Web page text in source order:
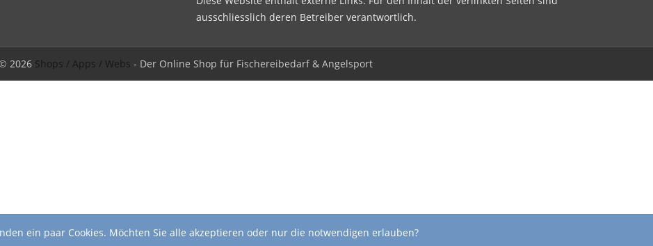
ausschliesslich deren Betreiber verantwortlich.
2026 Shops / Apps / Webs - Der Online Shop für Fischereibedarf & Angelsport
ein paar Cookies. Möchten Sie alle akzeptieren oder nur die notwendigen erlauben?